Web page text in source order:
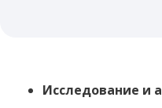
Исследование и